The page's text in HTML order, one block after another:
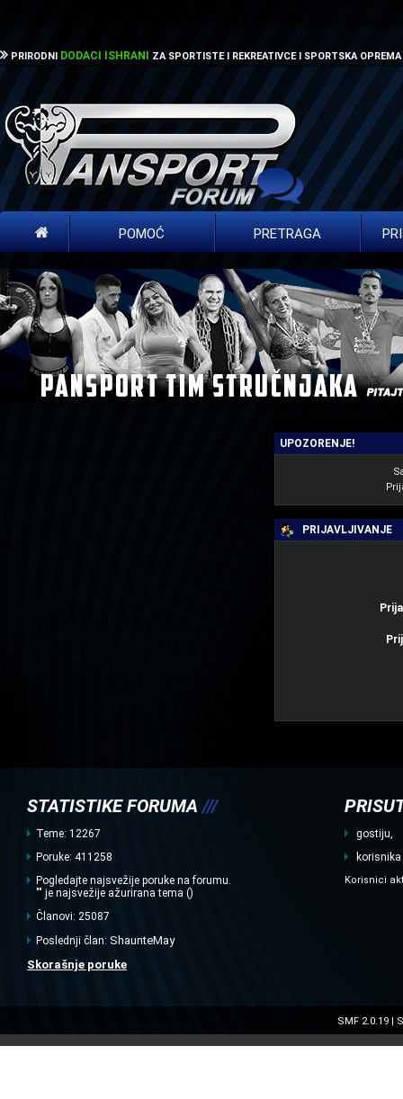
PRIRODNI DODACI ISHRANI ZA SPORTISTE I REKREATIVCE I SPORTSKA OPREMA
POMOĆ PRETRAGA
UPOZORENJE!
PRIJAVLJIVANJE
STATISTIKE FORUMA ///
Teme: 12267
Poruke: 411258
Pogledajte najsvežije poruke na forumu.
"" je najsvežije ažurirana tema ()
Članovi: 25087
Poslednji član: ShaunteMay
Skorašnje poruke
gostiju,
korisnika
Korisnici
SMF 2.0.19|